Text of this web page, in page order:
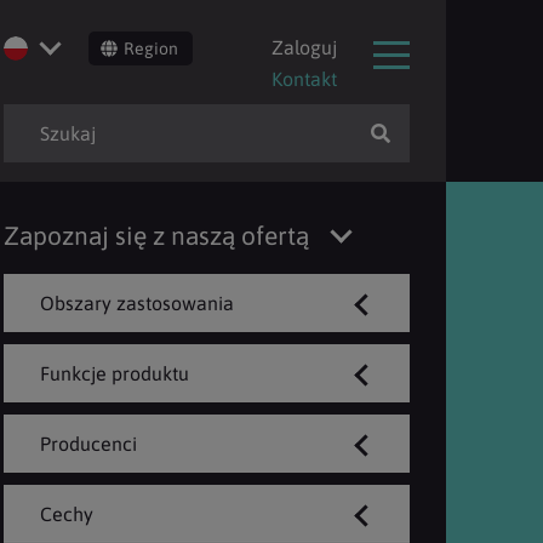
Region
Zaloguj
Kontakt
Zapoznaj się z naszą ofertą
Obszary zastosowania
Funkcje produktu
Producenci
Cechy